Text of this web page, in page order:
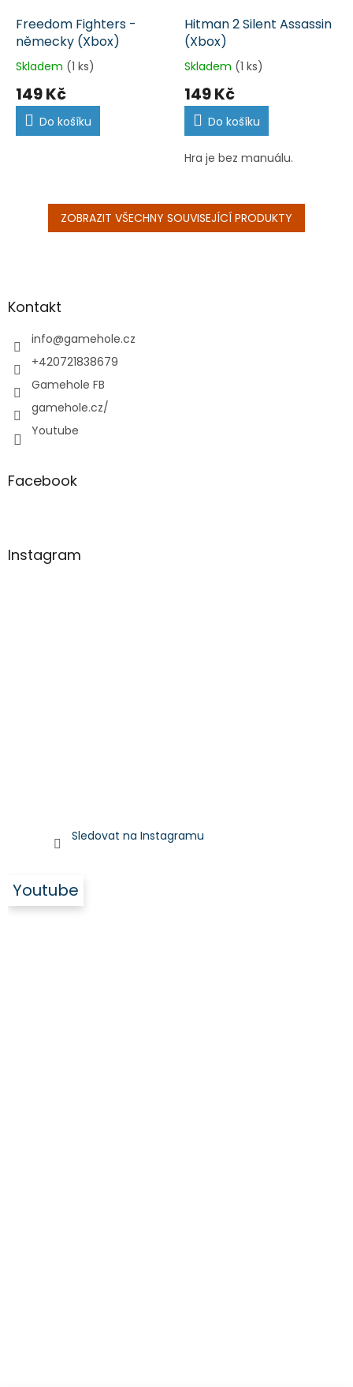
Freedom Fighters -
německy (Xbox)
Skladem (1 ks)
149 Kč
Do košíku
Hitman 2 Silent Assassin
(Xbox)
Skladem (1 ks)
149 Kč
Do košíku
Hra je bez manuálu.
ZOBRAZIT VŠECHNY SOUVISEJÍCÍ PRODUKTY
aKontakt
info@gamehole.cz
+420721838679
Gamehole FB
gamehole.cz/
Youtube
Facebook
Instagram
Sledovat na Instagramu
Youtube